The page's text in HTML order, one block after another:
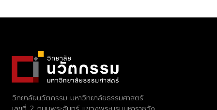
วิทยาลัยนวัตกรรม มหาวิทยาลัยธรรมศาสตร์